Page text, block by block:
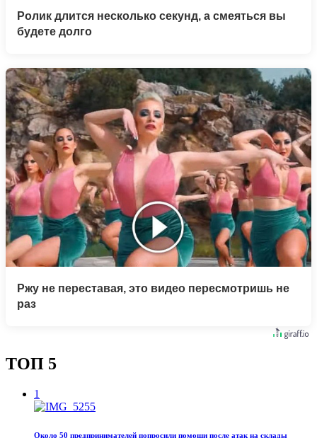
Ролик длится несколько секунд, а смеяться вы
будете долго
Ржу не переставая, это видео пересмотришь не
раз
ТОП 5
1
Около 50 предпринимателей попросили помощи после атак на склады